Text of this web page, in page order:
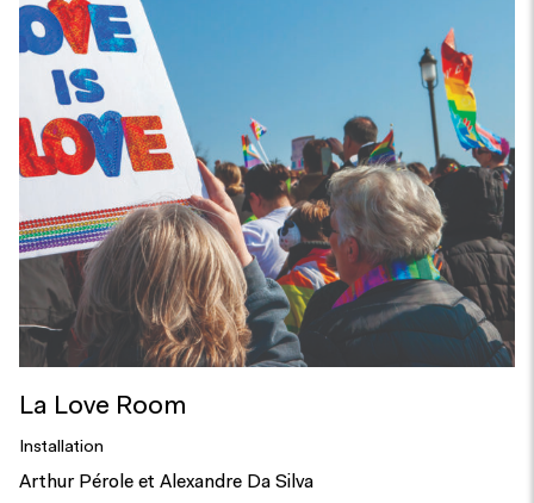
La Love Room
Installation
Arthur Pérole et Alexandre Da Silva